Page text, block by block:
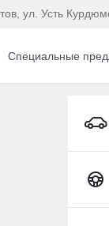
ул. Усть
Специальные